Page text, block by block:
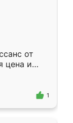
от
цена и
1